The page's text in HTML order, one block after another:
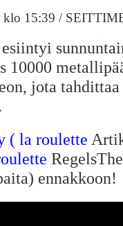
klo 15:39 /
10000
jota
( la roulette
ennakkoon!